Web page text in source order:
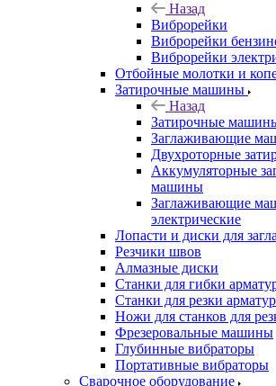
Назад
Виброрейки
Виброрейки
Виброрейки
Отбойные молотки и
Затирочные машины
Назад
Затирочные
Заглаживающие
Двухроторные
Аккумуляторные
машины
Заглаживающие
электрические
Лопасти и диски для
Резчики швов
Алмазные диски
Станки для гибки
Станки для резки
Ножи для станков для
Фрезеровальные машины
Глубинные вибраторы
Портативные вибраторы
Сварочное оборудование